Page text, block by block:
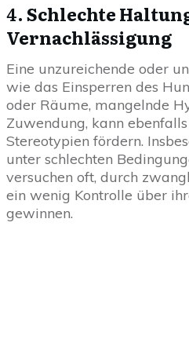
4.Schlechte
Vernachlässigung
Eine unzureichende oder
wie das Einsperren des
oder Räume, mangelnde
Zuwendung, kann
Stereotypien fördern.
unter schlechten
versuchen oft, durch
ein wenig Kontrolle über
gewinnen.